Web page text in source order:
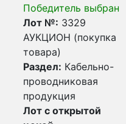
Победитель выбран
Лот №: 3329
АУКЦИОН (покупка
товара)
Раздел: Кабельно-
проводниковая
продукция
Лот с открытой